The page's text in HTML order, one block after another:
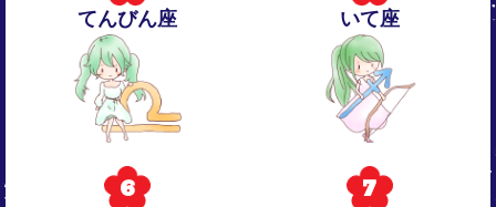
てんびん座 いて座
6 7